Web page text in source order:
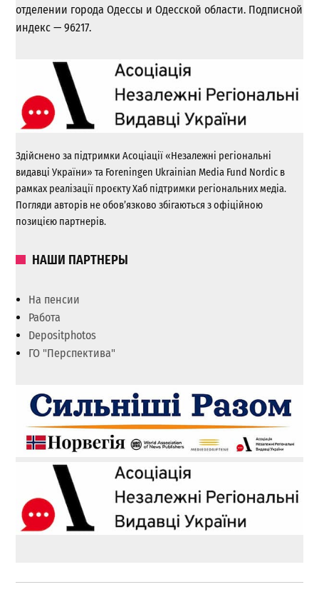
отделении города Одессы и Одесской области. Подписной
индекс — 96217.
Здійснено за підтримки Асоціації «Незалежні регіональні
видавці України» та Foreningen Ukrainian Media Fund Nordic в
рамках реалізації проєкту Хаб підтримки регіональних медіа.
Погляди авторів не обов’язково збігаються з офіційною
позицією партнерів.
НАШИ ПАРТНЕРЫ
На пенсии
Работа
Depositphotos
ГО "Перспектива"